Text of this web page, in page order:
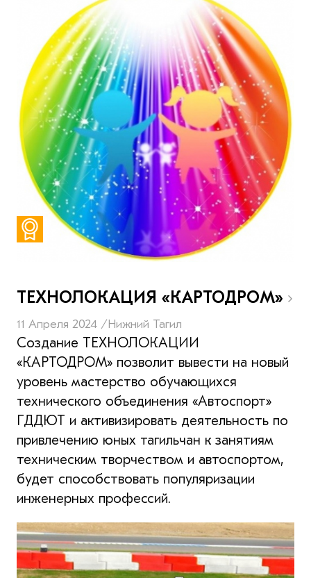
ТЕХНОЛОКАЦИЯ «КАРТОДРОМ»
11 Апреля 2024 /Нижний Тагил
Создание ТЕХНОЛОКАЦИИ
«КАРТОДРОМ» позволит вывести на новый
уровень мастерство обучающихся
технического объединения «Автоспорт»
ГДДЮТ и активизировать деятельность по
привлечению юных тагильчан к занятиям
техническим творчеством и автоспортом,
будет способствовать популяризации
инженерных профессий.